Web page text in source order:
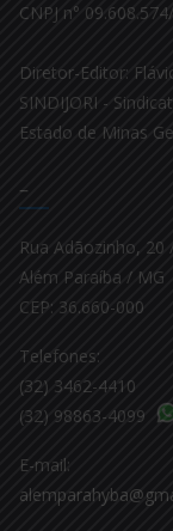
CNPJ n°
Diretor-Editor:
SINDIJORI -
Estado de Minas
–
Rua Adãozinho, 20
Além Paraíba / MG
CEP: 36.660-000
Telefones:
(32) 3462-4410
(32) 98863-4099
E-mail: